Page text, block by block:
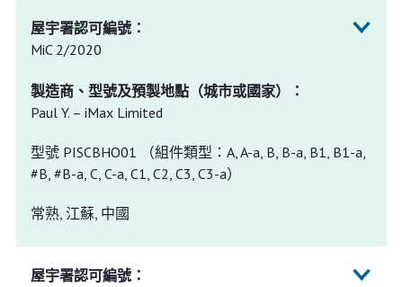
MiC 2/2020
Paul Y. – iMax Limited
型號 PISCBHO01 （組件類型：A, A-a, B, B-a, B1, B1-a,
#B, #B-a, C, C-a, C1, C2, C3, C3-a）
常熟, 江蘇, 中國